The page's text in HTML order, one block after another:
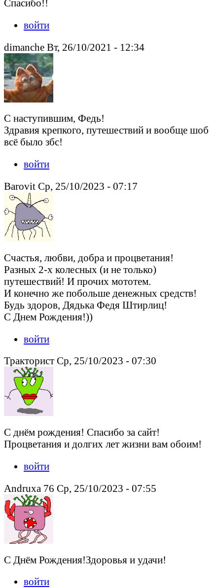
Спасибо!!
войти
dimanche Вт, 26/10/2021 - 12:34
С наступившим, Федь!
Здравия крепкого, путешествий и вообще шоб
всё было збс!
войти
Barovit Ср, 25/10/2023 - 07:17
Счастья, любви, добра и процветания!
Разных 2-х колесных (и не только)
путешествий! И прочих мототем.
И конечно же побольше денежных средств!
Будь здоров, Дядька Федя Штирлиц!
С Днем Рождения!))
войти
Тракторист Ср, 25/10/2023 - 07:30
С днём рождения! Спасибо за сайт!
Процветания и долгих лет жизни вам обоим!
войти
Andruxa 76 Ср, 25/10/2023 - 07:55
С Днём Рождения!Здоровья и удачи!
войти